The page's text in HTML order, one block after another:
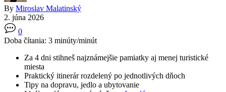
By Miroslav Malatinský
2. júna 2026
0
Doba čítania: 3 minúty/minút
Za 4 dni stihneš najznámejšie pamiatky aj menej turistické
miesta
Praktický itinerár rozdelený po jednotlivých dňoch
Tipy na dopravu, jedlo a ubytovanie